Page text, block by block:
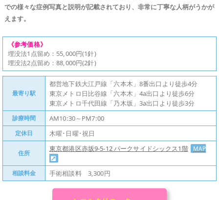
での様々な症例写真と説明が記載されており、非常に丁寧な人柄がうかが
えます。
《参考価格》
埋没法1点留め：55,000円(1針)
埋没法2点留め：88,000円(2針)
最寄り駅
都営地下鉄大江戸線「六本木」8番出口より徒歩4分
東京メトロ日比谷線「六本木」4a出口より徒歩6分
東京メトロ千代田線「乃木坂」3a出口より徒歩3分
診療時間 AM10:30～PM7:00
定休日 木曜･日曜･祝日
住所
東京都港区赤坂9-5-12 パークサイドシックス1階 MAP
相談料金 手術相談料 3,300円